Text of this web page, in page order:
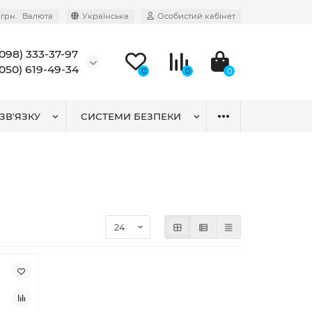
грн. Валюта Українська Особистий кабінет
333-37-97
619-49-34
0 0 0
СИСТЕМИ БЕЗПЕКИ